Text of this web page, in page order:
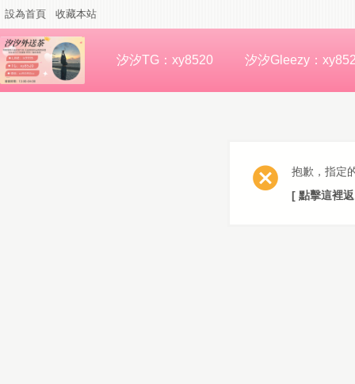
設為首頁 收藏本站
汐汐TG：xy8520 汐汐Gleezy：
抱歉，指定
[ 點擊這裡